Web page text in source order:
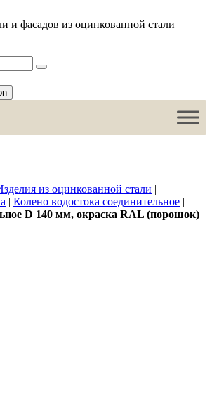
и фасадов из оцинкованной стали
из оцинкованной стали |
| Колено водостока соединительное |
D 140 мм, окраска RAL (порошок)